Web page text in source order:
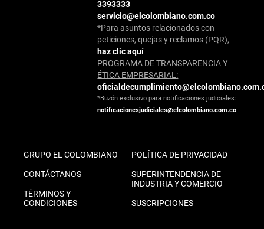
3393333
servicio@elcolombiano.com.co
*Para asuntos relacionados con
peticiones, quejas y reclamos (PQR),
haz clic aquí
PROGRAMA DE TRANSPARENCIA Y
ÉTICA EMPRESARIAL:
*Buzón exclusivo para notificaciones judiciales:
notificacionesjudiciales@elcolombiano.com.co
GRUPO EL COLOMBIANO
CONTÁCTANOS
TÉRMINOS Y
CONDICIONES
POLÍTICA DE PRIVACIDAD
SUPERINTENDENCIA DE
INDUSTRIA Y COMERCIO
SUSCRIPCIONES